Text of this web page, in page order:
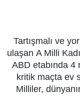
Tartışmalı ve
ulaşan A Milli
ABD etabında 4
kritik maçta ev
Milliler,